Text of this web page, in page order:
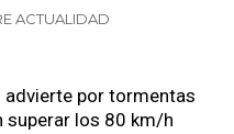
ACTUALIDAD
por tormentas
superar los 80 km/h